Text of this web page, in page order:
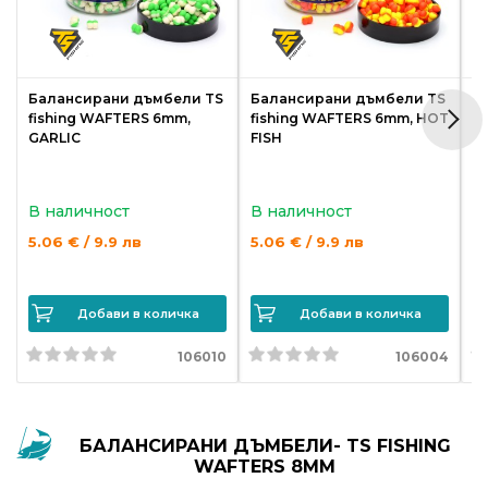
Балансирани дъмбели TS
fishing WAFTERS 6mm,
GARLIC
В наличност
5.06 € / 9.9 лв
Добави в количка
106010
Балансирани дъмбели TS
fishing WAFTERS 6mm, HOT
FISH
В наличност
5.06 € / 9.9 лв
Добави в количка
106004
БАЛАНСИРАНИ ДЪМБЕЛИ- TS FISHING
WAFTERS 8MM